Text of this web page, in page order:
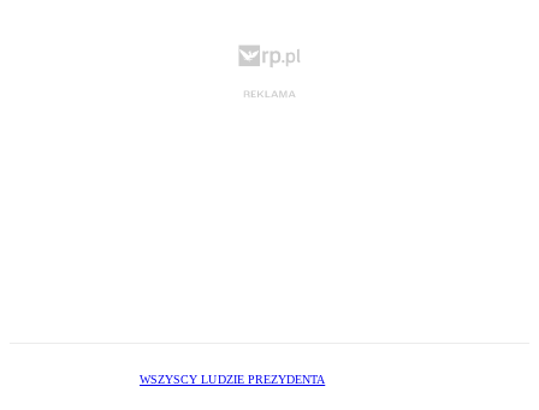
WSZYSCY LUDZIE PREZYDENTA